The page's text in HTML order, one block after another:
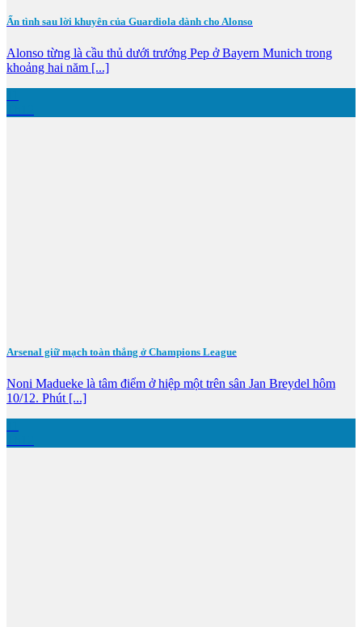
Ẩn tình sau lời khuyên của Guardiola dành cho Alonso
Alonso từng là cầu thủ dưới trướng Pep ở Bayern Munich trong
khoảng hai năm [...]
Arsenal giữ mạch toàn thắng ở Champions League
Noni Madueke là tâm điểm ở hiệp một trên sân Jan Breydel hôm
10/12. Phút [...]